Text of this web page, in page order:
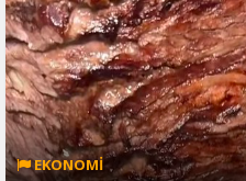
EKONOMİ